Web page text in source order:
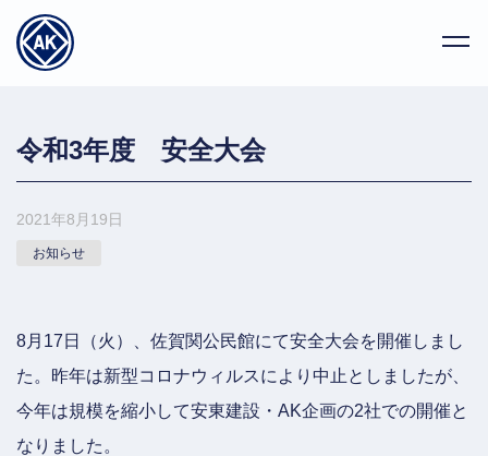
令和3年度 安全大会
2021年8月19日
お知らせ
8月17日（火）、佐賀関公民館にて安全大会を開催しまし
た。昨年は新型コロナウィルスにより中止としましたが、
今年は規模を縮小して安東建設・AK企画の2社での開催と
なりました。